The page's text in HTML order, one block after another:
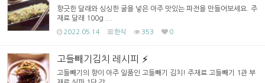
향긋한 달래와 싱싱한 굴을 넣은 아주 맛있는 파전을 만들어보세요. 주
재료 달래 100g ...
2022.05.14 한식 353 0
고들빼기김치 레시피
고들빼기의 향이 아주 일품인 고들빼기 김치! 주재료 고들빼기 1관 부